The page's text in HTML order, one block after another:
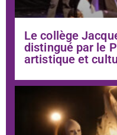
Le collège
distingué par le
artistique et